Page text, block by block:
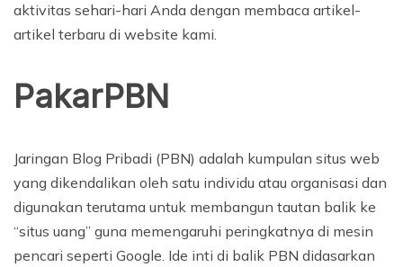
aktivitas sehari-hari Anda dengan membaca artikel-
artikel terbaru di website kami.
PakarPBN
Jaringan Blog Pribadi (PBN) adalah kumpulan situs web
yang dikendalikan oleh satu individu atau organisasi dan
digunakan terutama untuk membangun tautan balik ke
“situs uang” guna memengaruhi peringkatnya di mesin
pencari seperti Google. Ide inti di balik PBN didasarkan